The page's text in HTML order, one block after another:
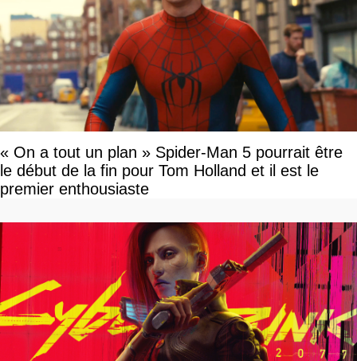
« On a tout un plan » Spider-Man 5 pourrait être
le début de la fin pour Tom Holland et il est le
premier enthousiaste